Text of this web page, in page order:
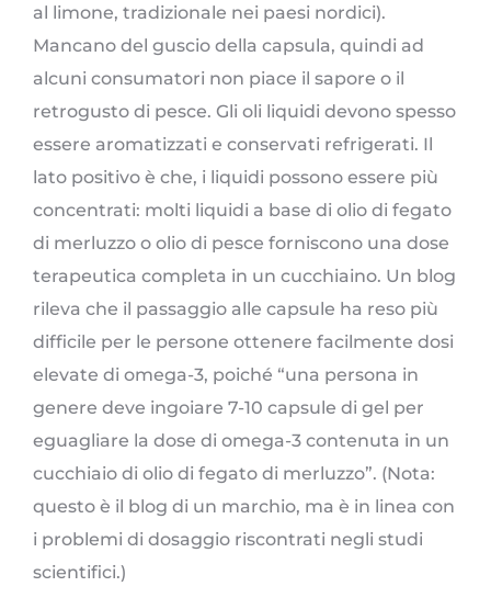
al limone, tradizionale nei paesi nordici).
Mancano del guscio della capsula, quindi ad
alcuni consumatori non piace il sapore o il
retrogusto di pesce. Gli oli liquidi devono spesso
essere aromatizzati e conservati refrigerati. Il
lato positivo è che, i liquidi possono essere più
concentrati: molti liquidi a base di olio di fegato
di merluzzo o olio di pesce forniscono una dose
terapeutica completa in un cucchiaino. Un blog
rileva che il passaggio alle capsule ha reso più
difficile per le persone ottenere facilmente dosi
elevate di omega-3, poiché “una persona in
genere deve ingoiare 7-10 capsule di gel per
eguagliare la dose di omega-3 contenuta in un
cucchiaio di olio di fegato di merluzzo”. (Nota:
questo è il blog di un marchio, ma è in linea con
i problemi di dosaggio riscontrati negli studi
scientifici.)